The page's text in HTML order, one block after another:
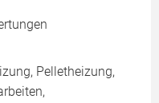
Pelletheizung,